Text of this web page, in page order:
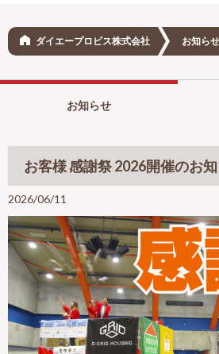
ダイエープロビス株式会社 お知ら
お知らせ
お客様 感謝祭 2026開催のお
2026/06/11